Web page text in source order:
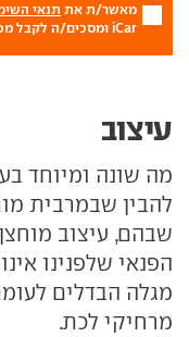
מאשר/ת את תנאי
iCar ומסכים/ה לקבל מכם דברי פרסום.
עיצוב
להבין שבמרבית
שבהם, עיצוב
הפנאי שלפנינו
מגלה הבדלים
מרחיקי לכת.